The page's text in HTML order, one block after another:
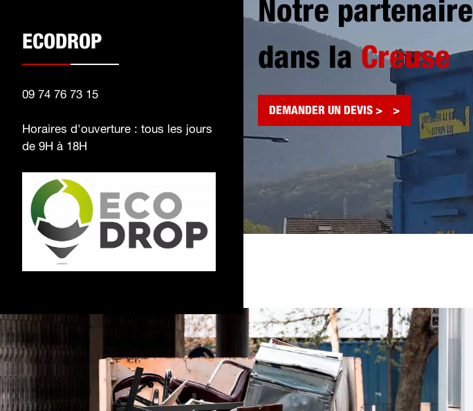
ECODROP
09 74 76 73 15
Horaires d'ouverture : tous les jours
de 9H à 18H
Notre partenaire
dans la Creuse
DEMANDER UN DEVIS >